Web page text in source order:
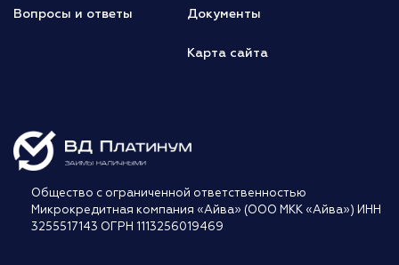
Вопросы и ответы Документы
Карта сайта
Общество с ограниченной ответственностью
Микрокредитная компания «Айва» (ООО МКК «Айва») ИНН
3255517143 ОГРН 1113256019469